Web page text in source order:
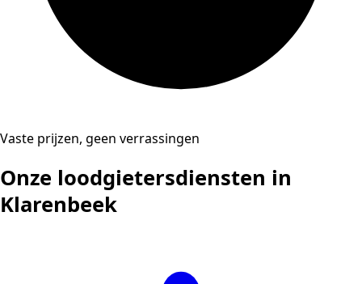
Vaste prijzen, geen verrassingen
Onze loodgietersdiensten in
Klarenbeek